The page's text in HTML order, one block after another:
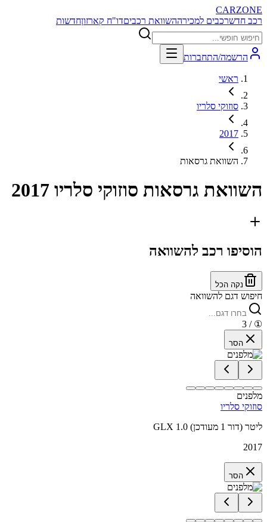
CARZONE
רכב חדשרכבים למכירההשוואת רכביםדו"ח קארזוןחדשות
הרשמה/התחברות
ראשי
סוזוקי סלריו
2017
השוואת גרסאות
השוואת גרסאות סוזוקי סלריו 2017
הוסיפו רכב להשוואה
נקה הכל
חיפוש דגם להשוואה
①
/ 3
הסר
מלפנים
סוזוקי סלריו
GLX 1.0 ליטר (דור 1 מעודכן)
2017
הסר